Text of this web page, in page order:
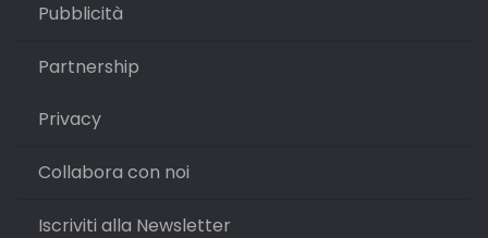
Pubblicità
Partnership
Privacy
Collabora con noi
Iscriviti alla Newsletter